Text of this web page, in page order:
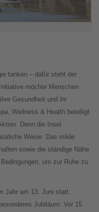
tanken – dafür steht der
möchte Menschen
Gesundheit und ihr
Wellness & Health beteiligt
Denn die Insel
Weise: Das milde
sowie die ständige Nähe
um zur Ruhe zu
Jahr am 13. Juni statt.
Jubiläum: Vor 15